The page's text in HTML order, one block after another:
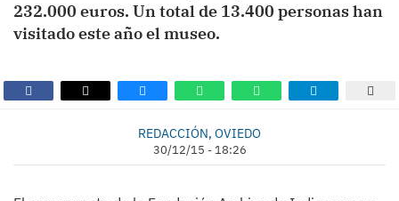
232.000 euros. Un total de 13.400 personas han
visitado este año el museo.
REDACCIÓN, OVIEDO
30/12/15 - 18:26